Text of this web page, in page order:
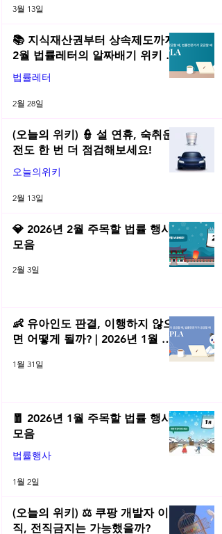
3월 13일
📚 지식재산권부터 상속제도까지,
2월 법률레터의 알짜배기 위키 모
음! | 2026년 2월 네플라 법률레터
법률레터
2월 28일
(오늘의 위키) 👮 설 연휴, 숙취운
전도 한 번 더 점검해보세요!
오늘의위키
2월 13일
💎 2026년 2월 주목할 법률 행사
모음
2월 3일
👶 유아인도 판결, 이행하지 않으
면 어떻게 될까? | 2026년 1월 네
1월 31일
🧧 2026년 1월 주목할 법률 행사
모음
법률행사
1월 2일
(오늘의 위키) ⚖️ 쿠팡 개발자 이
직, 전직금지는 가능했을까?